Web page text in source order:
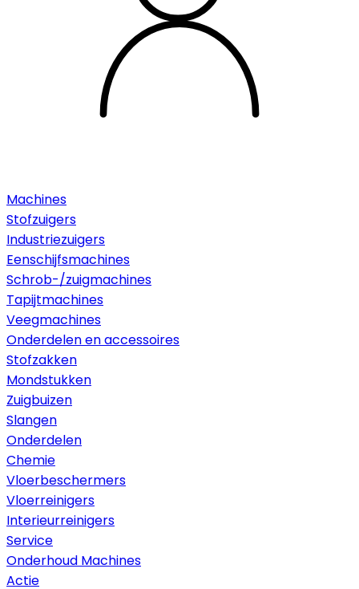
Machines
Stofzuigers
Industriezuigers
Eenschijfsmachines
Schrob-/zuigmachines
Tapijtmachines
Veegmachines
Onderdelen en accessoires
Stofzakken
Mondstukken
Zuigbuizen
Slangen
Onderdelen
Chemie
Vloerbeschermers
Vloerreinigers
Interieurreinigers
Service
Onderhoud Machines
Actie